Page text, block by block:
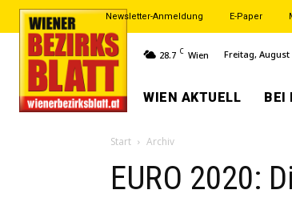
Newsletter-Anmeldung E-Paper
28.7 C Wien Freitag, August
WIEN AKTUELL BEI
Start Archiv
EURO 2020: